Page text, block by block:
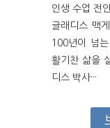
인생 수업 전
글래디스 맥
100년이 넘
활기찬 삶을
디스 박사···